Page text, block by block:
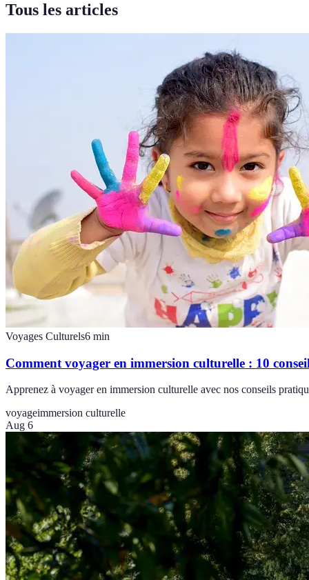
Tous les articles
Voyages Culturels6 min
Comment voyager en immersion culturelle : 10
Apprenez à voyager en immersion culturelle avec nos conseils
voyageimmersion culturelle
Aug 6